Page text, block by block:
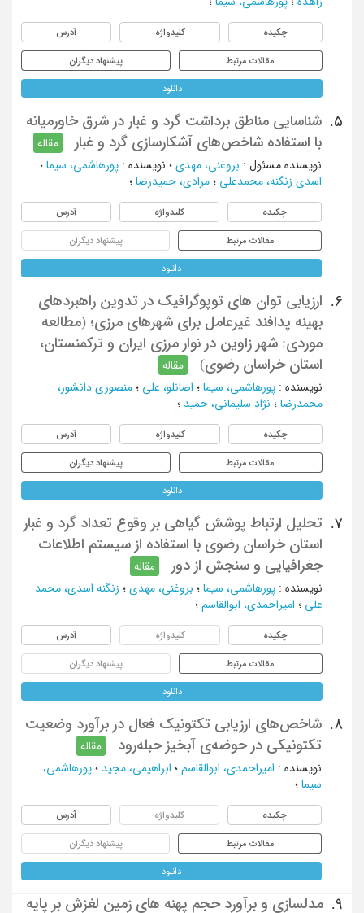
چکیده کلیدواژه آدرس
مقالات مرتبط پیشنهاد دیگران
دانلود
5.
شناسایی مناطق برداشت گرد و غبار در شرق خاورمیانه
با استفاده شاخص‌های آشکارسازی گرد و غبار
مقاله
نویسنده مسئول : بروغنی، مهدی ؛ نویسنده : پورهاشمی، سیما ؛
اسدی زنگنه، محمدعلی ؛ مرادی، حمیدرضا ؛
چکیده کلیدواژه آدرس
مقالات مرتبط پیشنهاد دیگران
دانلود
6.
ارزیابی توان های توپوگرافیک در تدوین راهبردهای
بهینه پدافند غیرعامل برای شهرهای مرزی؛ (مطالعه
موردی: شهر زاوین در نوار مرزی ایران و ترکمنستان،
استان خراسان رضوی)
مقاله
نویسنده : پورهاشمی، سیما ؛ اصانلو، علی ؛ منصوری دانشور،
محمدرضا ؛ نژاد سلیمانی، حمید ؛
چکیده کلیدواژه آدرس
مقالات مرتبط پیشنهاد دیگران
دانلود
7.
تحلیل ارتباط پوشش گیاهی بر وقوع تعداد گرد و غبار
استان خراسان رضوی با استفاده از سیستم اطلاعات
جغرافیایی و سنجش از دور
مقاله
نویسنده : پورهاشمی، سیما ؛ بروغنی، مهدی ؛ زنگنه اسدی، محمد
علی ؛ امیراحمدی، ابوالقاسم ؛
چکیده کلیدواژه آدرس
مقالات مرتبط پیشنهاد دیگران
دانلود
8.
شاخص‌های ارزیابی تکتونیک فعال در برآورد وضعیت
تکتونیکی در حوضه‌ی آبخیز حبله‌رود
مقاله
نویسنده : امیراحمدی، ابوالقاسم ؛ ابراهیمی، مجید ؛ پورهاشمی،
سیما ؛
چکیده کلیدواژه آدرس
مقالات مرتبط پیشنهاد دیگران
دانلود
9.
مدلسازی و برآورد حجم پهنه های زمین لغزش بر پایه